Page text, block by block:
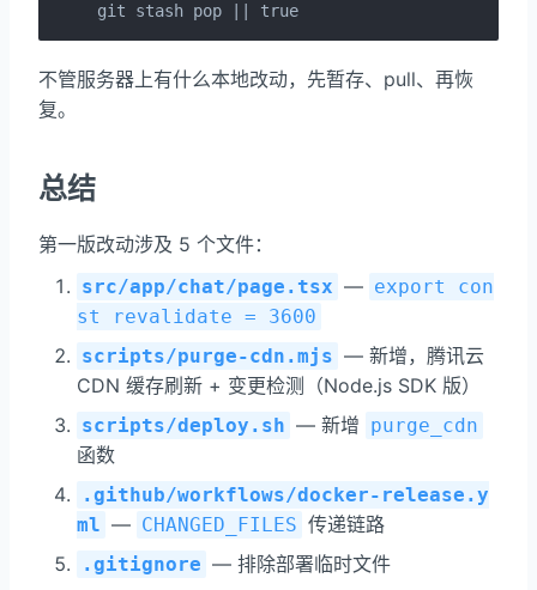
git stash pop || true
不管服务器上有什么本地改动，先暂存、pull、再恢
复。
总结
第一版改动涉及 5 个文件：
src/app/chat/page.tsx — export con
st revalidate = 3600
scripts/purge-cdn.mjs — 新增，腾讯云
CDN 缓存刷新 + 变更检测（Node.js SDK 版）
scripts/deploy.sh — 新增 purge_cdn
函数
.github/workflows/docker-release.y
ml — CHANGED_FILES 传递链路
.gitignore — 排除部署临时文件